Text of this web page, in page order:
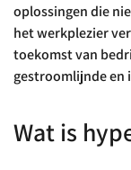
oplossingen die
het werkplezier
toekomst van
gestroomlijnde en
Wat is